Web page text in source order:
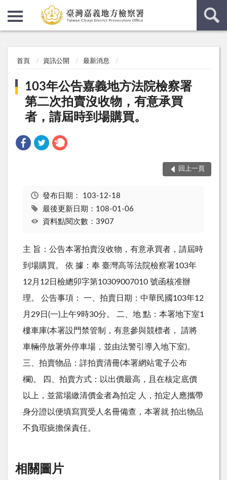
首頁 資訊公開 最新消息
103年公告嘉義地方法院檢察署
第二次拍賣沒收物，有意承買
者，請屆時到場購買。
回上一頁
發布日期： 103-12-18
最後更新日期：108-01-06
資料點閱次數：3907
主 旨：公告本署拍賣沒收物，有意承買者，請屆時
到場購買。 依 據：奉 臺灣高等法院檢察署103年
12月12日檢總卯字第10309007010 號函核准辦
理。 公告事項： 一、拍賣日期：中華民國103年12
月29日(一)上午9時30分。 二、地 點：本署地下室1
樓車庫(本署設門禁管制，有意參與競標者， 請將
車輛停放署外停車場，並由法警引導入地下室)。
三、拍賣物品：詳拍賣清冊(本署網站電子公布
欄)。 四、拍賣方式：以出價最高，且在核定底價
以上，並當場繳清價金者為拍定 人，拍定人應攜帶
身分證以便填寫買受人名冊備查，本署就 拍出物品
不負瑕疵擔保責任。
相關圖片